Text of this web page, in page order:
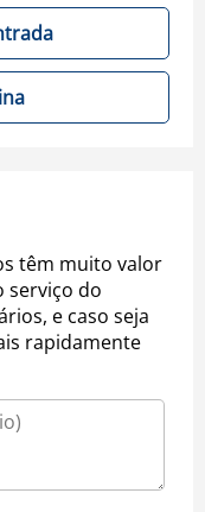
têm muito valor
serviço do
e caso seja
rapidamente